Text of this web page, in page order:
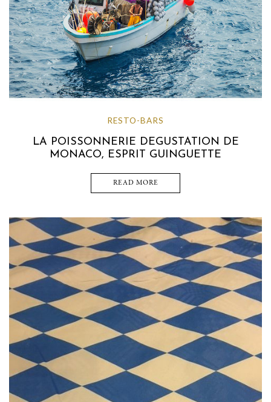
RESTO-BARS
LA POISSONNERIE DEGUSTATION DE
MONACO, ESPRIT GUINGUETTE
READ MORE